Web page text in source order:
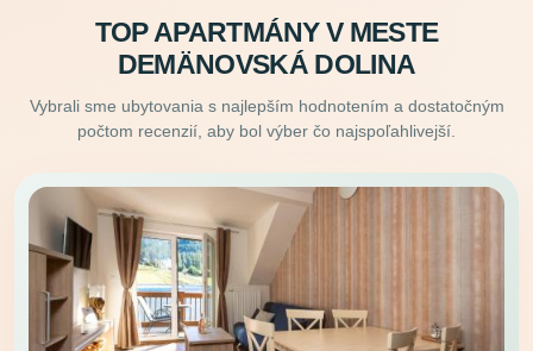
TOP APARTMÁNY V MESTE
DEMÄNOVSKÁ DOLINA
Vybrali sme ubytovania s najlepším hodnotením a dostatočným
počtom recenzií, aby bol výber čo najspoľahlivejší.